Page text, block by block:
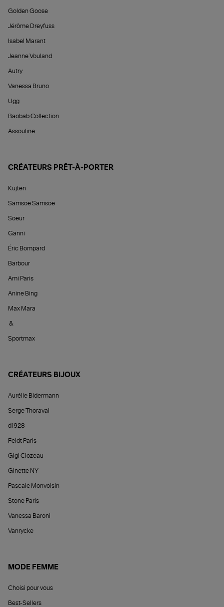
Golden Goose
Jérôme Dreyfuss
Isabel Marant
Jeanne Vouland
Autry
Vanessa Bruno
Ugg
Baobab Collection
Assouline
CRÉATEURS PRÊT-À-PORTER
Kujten
Samsoe Samsoe
Soeur
Ganni
Éric Bompard
Barbour
Ami Paris
Anine Bing
Max Mara
&
Sportmax
CRÉATEURS BIJOUX
Aurélie Bidermann
Serge Thoraval
d1928
Feidt Paris
Gigi Clozeau
Ginette NY
Pascale Monvoisin
Stone Paris
Vanessa Baroni
Vanrycke
MODE FEMME
Choisi pour vous
Best-Sellers